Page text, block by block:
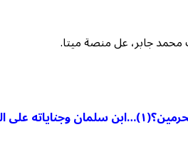
جابر، عل منصة ميتا.
على الدين